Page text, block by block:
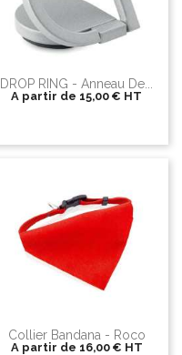
DROP RING - Anneau De...
A partir de 15,00 € HT
Collier Bandana - Roco
A partir de 16,00 € HT